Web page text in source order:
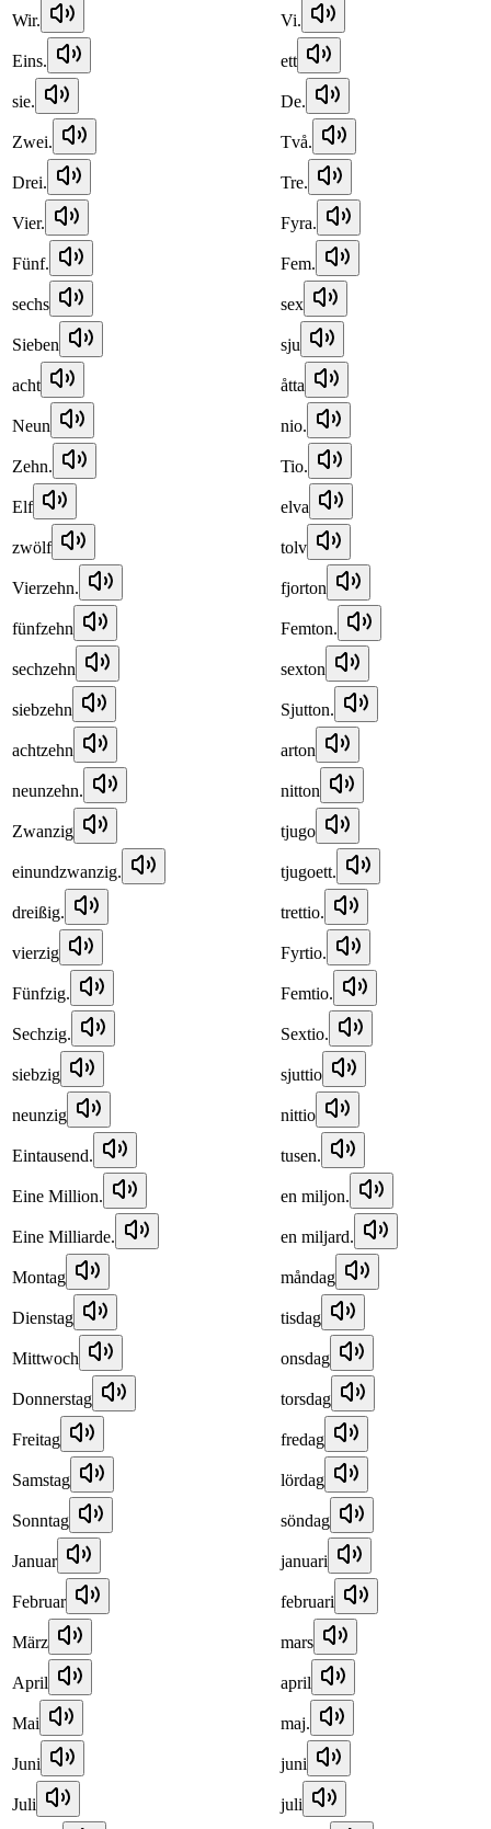
Wir. Vi.
Eins. ett
sie. De.
Zwei. Två.
Drei. Tre.
Vier. Fyra.
Fünf. Fem.
sechs sex
Sieben sju
acht åtta
Neun nio.
Zehn. Tio.
Elf elva
zwölf tolv
Vierzehn. fjorton
fünfzehn Femton.
sechzehn sexton
siebzehn Sjutton.
achtzehn arton
neunzehn. nitton
Zwanzig tjugo
einundzwanzig. tjugoett.
dreißig. trettio.
vierzig Fyrtio.
Fünfzig. Femtio.
Sechzig. Sextio.
siebzig sjuttio
neunzig nittio
Eintausend. tusen.
Eine Million. en miljon.
Eine Milliarde. en miljard.
Montag måndag
Dienstag tisdag
Mittwoch onsdag
Donnerstag torsdag
Freitag fredag
Samstag lördag
Sonntag söndag
Januar januari
Februar februari
März mars
April april
Mai maj.
Juni juni
Juli juli